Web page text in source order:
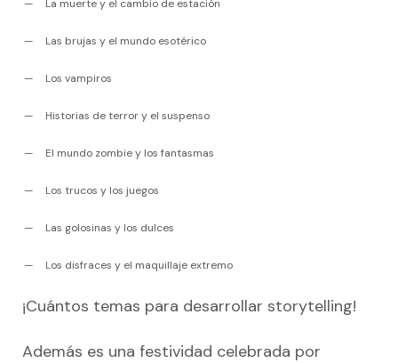
La muerte y el cambio de estación
Las brujas y el mundo esotérico
Los vampiros
Historias de terror y el suspenso
El mundo zombie y los fantasmas
Los trucos y los juegos
Las golosinas y los dulces
Los disfraces y el maquillaje extremo
¡Cuántos temas para desarrollar storytelling!
Además es una festividad celebrada por